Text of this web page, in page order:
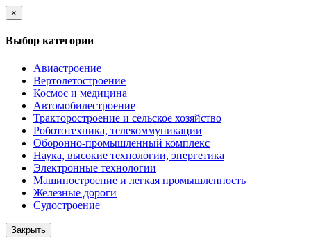
×
Выбор категории
Авиастроение
Вертолетостроение
Космос и медицина
Автомобилестроение
Тракторостроение и сельское хозяйство
Робототехника, телекоммуникации
Оборонно-промышленный комплекс
Наука, высокие технологии, энергетика
Электронные технологии
Машиностроение и легкая промышленность
Железные дороги
Судостроение
Закрыть